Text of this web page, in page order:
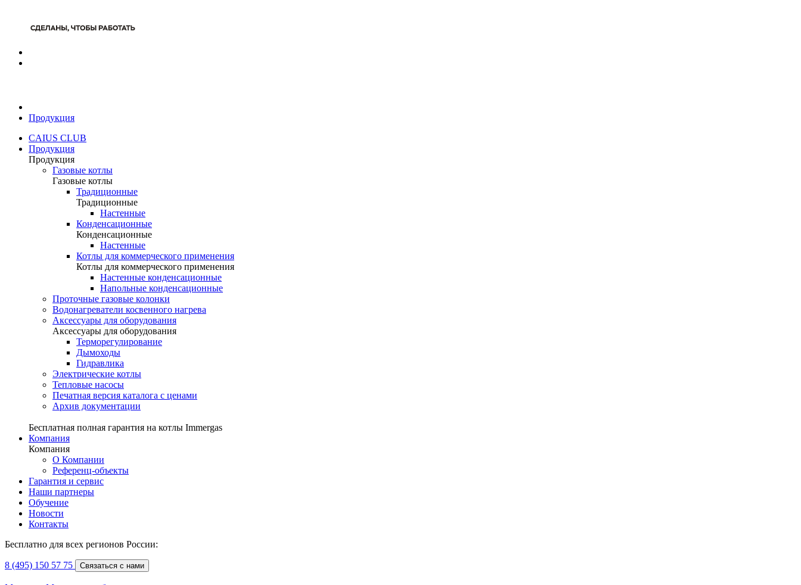
Продукция
CAIUS CLUB
Продукция
Продукция
Газовые котлы
Газовые котлы
Традиционные
Традиционные
Настенные
Конденсационные
Конденсационные
Настенные
Котлы для коммерческого применения
Котлы для коммерческого применения
Настенные конденсационные
Напольные конденсационные
Проточные газовые колонки
Водонагреватели косвенного нагрева
Аксессуары для оборудования
Аксессуары для оборудования
Терморегулирование
Дымоходы
Гидравлика
Электрические котлы
Тепловые насосы
Печатная версия каталога с ценами
Архив документации
Бесплатная полная гарантия на котлы Immergas
Компания
Компания
О Компании
Референц-объекты
Гарантия и сервис
Наши партнеры
Обучение
Новости
Контакты
Бесплатно для всех регионов России:
8 (495) 150 57 75 Связаться с нами